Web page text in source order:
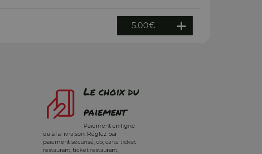
5.00€
Le choix du
paiement
Paiement en ligne
ou à la livraison. Réglez par
paiement sécurisé, cb, carte ticket
restaurant, ticket restaurant,